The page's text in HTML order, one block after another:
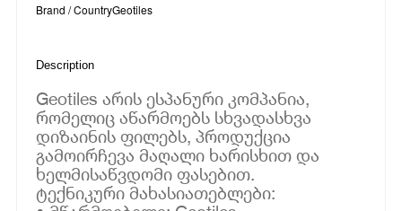
Brand / CountryGeotiles
Description
Geotiles არის ესპანური კომპანია,
რომელიც აწარმოებს სხვადასხვა
დიზაინის ფილებს, პროდუქცია
გამოირჩევა მაღალი ხარისხით და
ხელმისაწვდომი ფასებით.
ტექნიკური მახასიათებლები: